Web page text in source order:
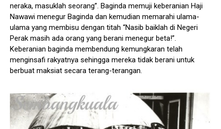
neraka, masuklah seorang”. Baginda memuji keberanian Haji
Nawawi menegur Baginda dan kemudian memarahi ulama-
ulama yang membisu dengan titah “Nasib baiklah di Negeri
Perak masih ada orang yang berani menegur beta!”.
Keberanian baginda membendung kemungkaran telah
menginsafi rakyatnya sehingga mereka tidak berani untuk
berbuat maksiat secara terang-terangan.